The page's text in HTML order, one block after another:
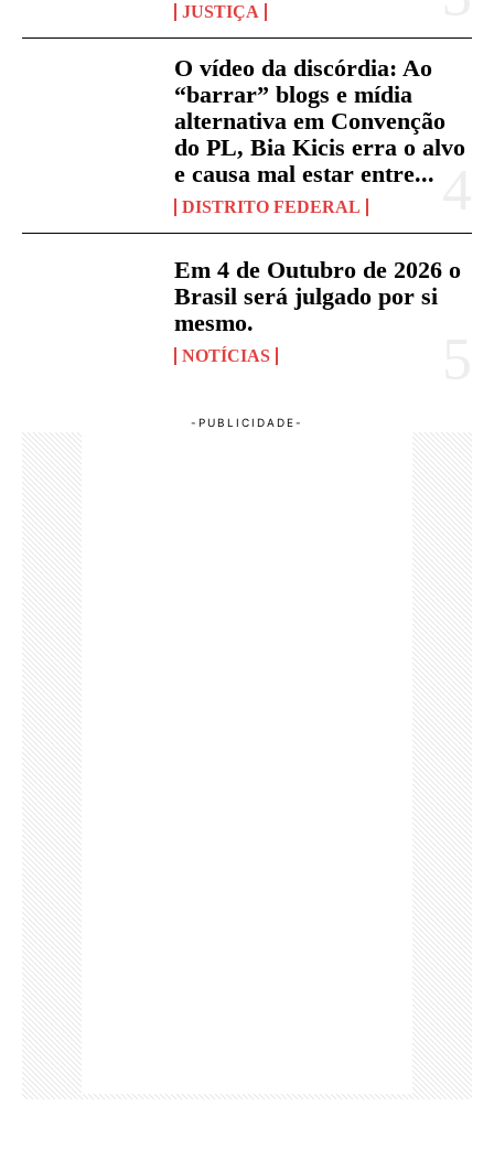
JUSTIÇA
O vídeo da discórdia: Ao
“barrar” blogs e mídia
alternativa em Convenção
do PL, Bia Kicis erra o alvo
e causa mal estar entre...
DISTRITO FEDERAL
Em 4 de Outubro de 2026 o
Brasil será julgado por si
mesmo.
NOTÍCIAS